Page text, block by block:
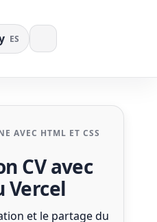
ES
AVEC HTML ET CSS
CV avec
Vercel
et le partage du